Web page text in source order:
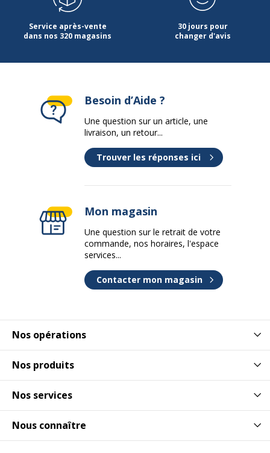
Service après-vente
dans nos 320 magasins
30 jours pour
changer d'avis
Nos opérations
Nos produits
Nos services
Nous connaître
Besoin d’Aide ?
Une question sur un article, une
livraison, un retour...
Trouver les réponses ici
Mon magasin
Une question sur le retrait de votre
commande, nos horaires, l'espace
services...
Contacter mon magasin